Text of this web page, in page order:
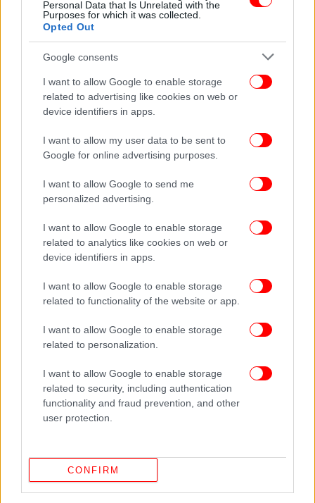
Personal Data that Is Unrelated with the
Purposes for which it was collected.
Opted Out
Google consents
I want to allow Google to enable storage
related to advertising like cookies on web or
device identifiers in apps.
I want to allow my user data to be sent to
Google for online advertising purposes.
I want to allow Google to send me
personalized advertising.
I want to allow Google to enable storage
related to analytics like cookies on web or
device identifiers in apps.
I want to allow Google to enable storage
related to functionality of the website or app.
I want to allow Google to enable storage
related to personalization.
I want to allow Google to enable storage
related to security, including authentication
functionality and fraud prevention, and other
user protection.
CONFIRM
νεφώσεις στην Εύβοια.
Ανεμοι: Μεταβλητοί ασθενείς.
Θερμοκρασία: Από 04 έως 19 βαθμούς Κελσίου.
ΚΥΚΛΑΔΕΣ, ΚΡΗΤΗ
Καιρός: Στις Κυκλάδες γενικά αίθριος. Στην Κρήτη
αραιές νεφώσεις που από το απόγευμα θα
Ανεμοι: Μεταβλητοί ασθενείς.
Θερμοκρασία: Από 10 έως 18 και στην Κρήτη έως 20
Καιρός: Γενικά αίθριος.
Ανεμοι: Μεταβλητοί ασθενείς και στα Δωδεκάνησα
από βόρειες διευθύνσεις 3 με 4 μποφόρ.
Θερμοκρασία: Από 12 έως 20 βαθμούς και στα
βόρεια από 10 έως 16 βαθμούς Κελσίου.
ΘΕΣΣΑΛΙΑ
Καιρός: Γενικά αίθριος με λίγες τοπικές νεφώσεις
στα ανατολικά.
Ανεμοι: Μεταβλητοί ασθενείς.
Θερμοκρασία: Από 04 έως 17 βαθμούς Κελσίου.
Καιρός: Γενικά αίθριος. Το βράδυ λίγες τοπικές
νεφώσεις.
Ανεμοι: Μεταβλητοί ασθενείς.